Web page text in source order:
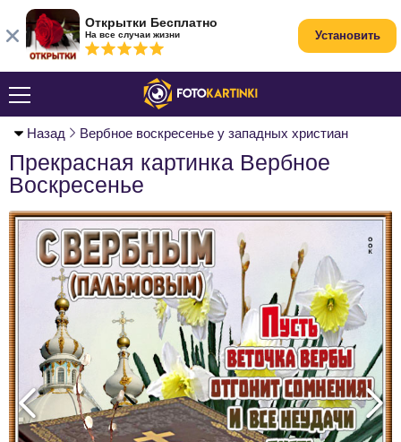
Назад Вербное воскресенье у западных христиан
Прекрасная картинка Вербное
Воскресенье
Открытки Бесплатно
На все случаи жизни Установить